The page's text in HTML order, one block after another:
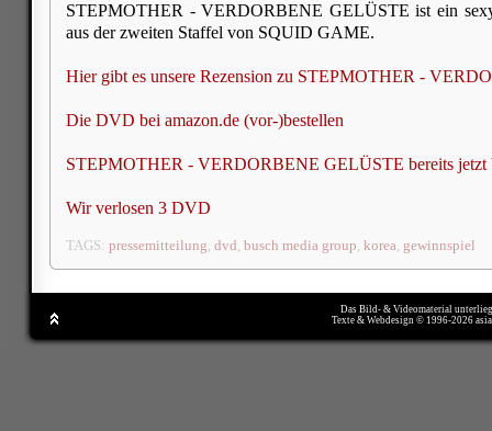
STEPMOTHER - VERDORBENE GELÜSTE ist ein
aus der zweiten Staffel von SQUID GAME.
Hier gibt es unsere Rezension zu STEPMOTHER -
Die DVD bei amazon.de (vor-)bestellen
STEPMOTHER - VERDORBENE GELÜSTE bereits jetzt
Wir verlosen 3 DVD
TAGS: pressemitteilung, dvd, busch media group, korea, gewinnspiel
Das Bild- & Videomaterial
Texte & Webdesign © 1996-2026